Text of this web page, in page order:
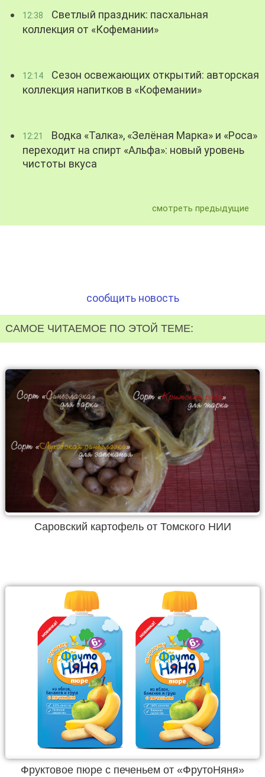
12:38
Светлый праздник: пасхальная
коллекция от «Кофемании»
12:14
Сезон освежающих открытий: авторская
коллекция напитков в «Кофемании»
12:21
Водка «Талка», «Зелёная Марка» и «Роса»
переходит на спирт «Альфа»: новый уровень
чистоты вкуса
смотреть предыдущие
сообщить новость
САМОЕ ЧИТАЕМОЕ ПО ЭТОЙ ТЕМЕ:
Саровский картофель от Томского НИИ
Фруктовое пюре с печеньем от «ФрутоНяня»